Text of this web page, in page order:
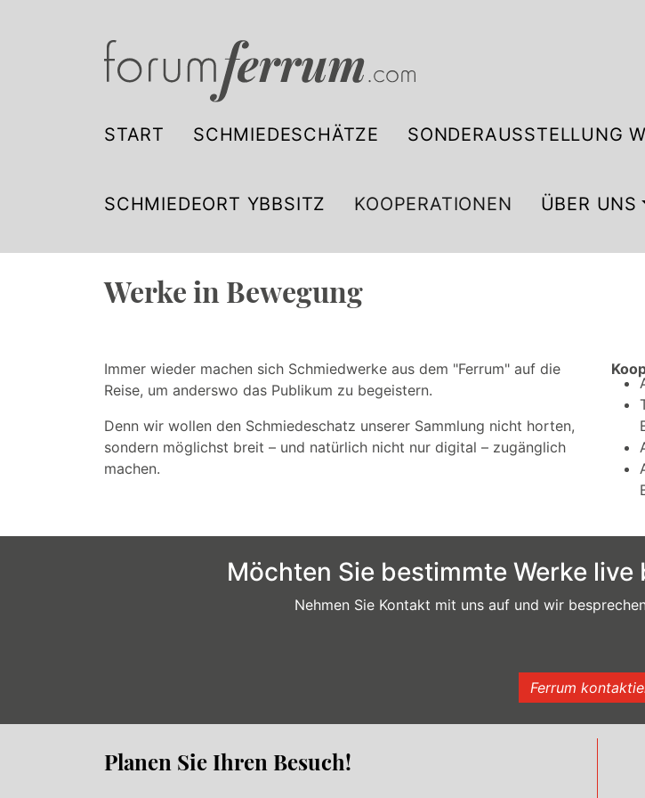
START SCHMIEDESCHÄTZE SONDERAUSSTELLUNG
SCHMIEDEORT YBBSITZ KOOPERATIONEN ÜBER UNS
Werke in Bewegung
Immer wieder machen sich Schmiedwerke aus dem "Ferrum" auf die
Reise, um anderswo das Publikum zu begeistern.
Denn wir wollen den Schmiedeschatz unserer Sammlung nicht horten,
sondern möglichst breit – und natürlich nicht nur digital – zugänglich
machen.
Möchten Sie bestimmte Werke
Nehmen Sie Kontakt mit uns auf und wir
Ferrum
Planen Sie Ihren Besuch!